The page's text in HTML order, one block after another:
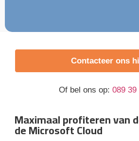
Contacteer ons
Of bel ons op: 089 39
Maximaal profiteren van
de Microsoft Cloud